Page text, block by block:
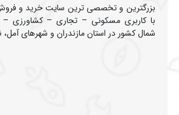
بزرگترین و تخصصی ترین سایت خرید و
با کاربری مسکونی – تجاری – کشاورزی
شمال کشور در استان مازندران و شهرهای